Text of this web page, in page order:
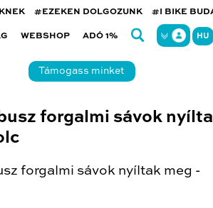
#EZEKEN DOLGOZUNK #I BIKE
WEBSHOP ADÓ 1% HU
Támogass minket
forgalmi sávok